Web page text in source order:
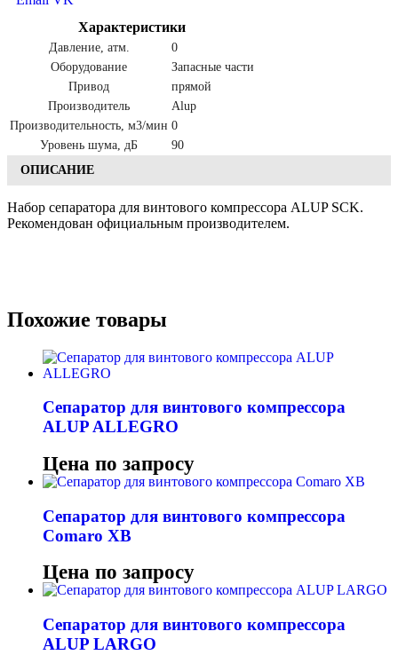
Характеристики
Давление, атм.
0
Оборудование
Запасные части
Привод
прямой
Производитель
Alup
Производительность, м3/мин 0
Уровень шума, дБ
90
ОПИСАНИЕ
Набор сепаратора для винтового компрессора ALUP SCK.
Рекомендован официальным производителем.
Похожие товары
Сепаратор для винтового компрессора
ALUP ALLEGRO
Цена по запросу
Сепаратор для винтового компрессора
Comaro XB
Цена по запросу
Сепаратор для винтового компрессора
ALUP LARGO